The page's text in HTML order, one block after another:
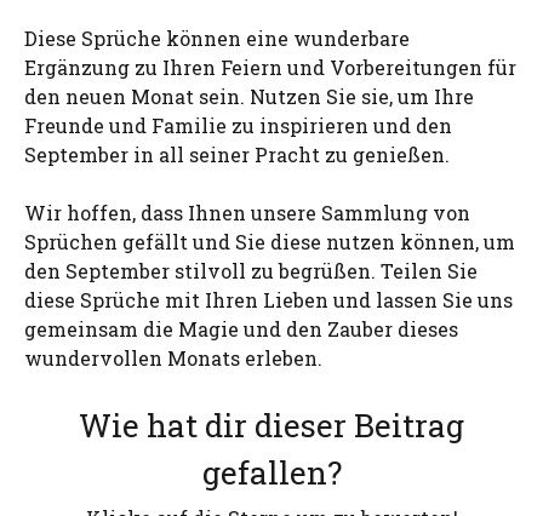
Diese Sprüche können eine wunderbare
Ergänzung zu Ihren Feiern und Vorbereitungen für
den neuen Monat sein. Nutzen Sie sie, um Ihre
Freunde und Familie zu inspirieren und den
September in all seiner Pracht zu genießen.
Wir hoffen, dass Ihnen unsere Sammlung von
Sprüchen gefällt und Sie diese nutzen können, um
den September stilvoll zu begrüßen. Teilen Sie
diese Sprüche mit Ihren Lieben und lassen Sie uns
gemeinsam die Magie und den Zauber dieses
wundervollen Monats erleben.
Wie hat dir dieser Beitrag
gefallen?